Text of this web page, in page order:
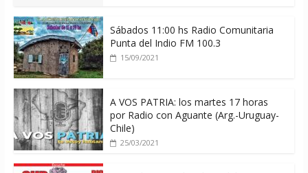
Sábados 11:00 hs Radio Comunitaria
Punta del Indio FM 100.3
15/09/2021
A VOS PATRIA: los martes 17 horas
por Radio con Aguante (Arg.-Uruguay-
Chile)
25/03/2021